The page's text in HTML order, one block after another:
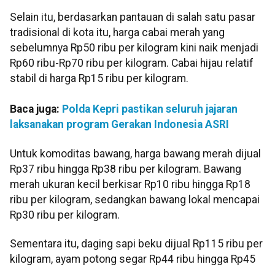
Selain itu, berdasarkan pantauan di salah satu pasar
tradisional di kota itu, harga cabai merah yang
sebelumnya Rp50 ribu per kilogram kini naik menjadi
Rp60 ribu-Rp70 ribu per kilogram. Cabai hijau relatif
stabil di harga Rp15 ribu per kilogram.
Baca juga: Polda Kepri pastikan seluruh jajaran
laksanakan program Gerakan Indonesia ASRI
Untuk komoditas bawang, harga bawang merah dijual
Rp37 ribu hingga Rp38 ribu per kilogram. Bawang
merah ukuran kecil berkisar Rp10 ribu hingga Rp18
ribu per kilogram, sedangkan bawang lokal mencapai
Rp30 ribu per kilogram.
Sementara itu, daging sapi beku dijual Rp115 ribu per
kilogram, ayam potong segar Rp44 ribu hingga Rp45